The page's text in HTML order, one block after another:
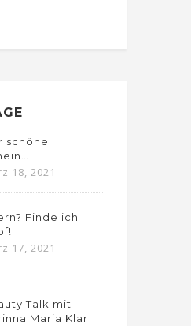
schöne
18, 2021
Finde ich
17, 2021
Talk mit
Maria Klar